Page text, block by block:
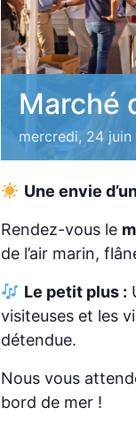
Marché
mercredi, 24 juin
Une envie
Rendez-vous le
de l’air marin,
Le petit plus :
visiteuses et les
détendue.
Nous vous
bord de mer !